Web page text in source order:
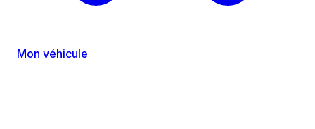
Mon véhicule